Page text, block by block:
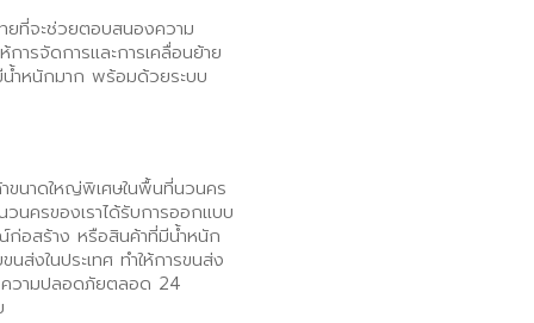
ยที่จะช่วยตอบสนองความ
ารจัดการและการเคลื่อนย้าย
น้ำหนักมาก พร้อมด้วยระบบ
ขนาดใหญ่พิเศษในพื้นที่นวนคร
นครของเราได้รับการออกแบบ
ก่อสร้าง หรือสินค้าที่มีน้ำหนัก
ส่งในประเทศ ทำให้การขนส่ง
ความปลอดภัยตลอด 24